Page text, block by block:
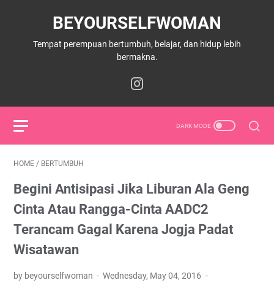
BEYOURSELFWOMAN
Tempat perempuan bertumbuh, belajar, dan hidup lebih
bermakna.
HOME / BERTUMBUH
Begini Antisipasi Jika Liburan Ala Geng
Cinta Atau Rangga-Cinta AADC2
Terancam Gagal Karena Jogja Padat
Wisatawan
by beyourselfwoman
Wednesday, May 04, 2016